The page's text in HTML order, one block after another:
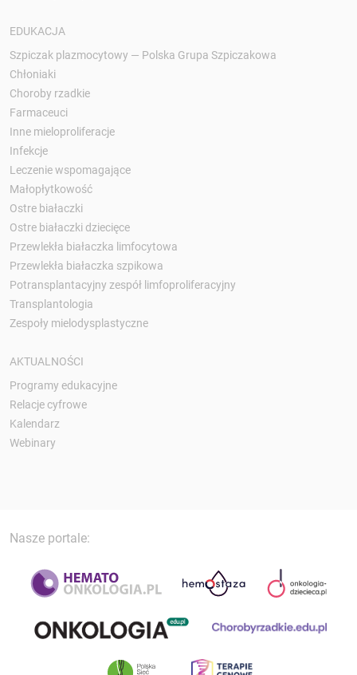
EDUKACJA
Szpiczak plazmocytowy — Polska Grupa Szpiczakowa
Chłoniaki
Choroby rzadkie
Farmaceuci
Inne mieloproliferacje
Infekcje
Leczenie wspomagające
Małopłytkowość
Ostre białaczki
Ostre białaczki dziecięce
Przewlekła białaczka limfocytowa
Przewlekła białaczka szpikowa
Potransplantacyjny zespół limfoproliferacyjny
Transplantologia
Zespoły mielodysplastyczne
AKTUALNOŚCI
Programy edukacyjne
Relacje cyfrowe
Kalendarz
Webinary
Nasze portale: